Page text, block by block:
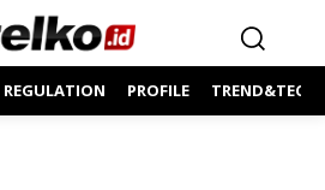
REGULATION PROFILE